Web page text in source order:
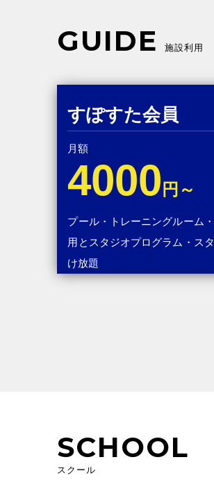
GUIDE 施設利用
すぽすた会員
月額
4000 円～
プール・トレーニングルーム
用とスタジオプログラム・ス
け放題
SCHOOL
スクール